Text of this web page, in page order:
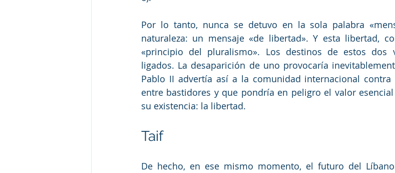
Por lo tanto, nunca se detuvo en la sola palabra
naturaleza: un mensaje «de libertad». Y esta libertad,
«principio del pluralismo». Los destinos de estos dos
ligados. La desaparición de uno provocaría
Pablo II advertía así a la comunidad internacional
entre bastidores y que pondría en peligro el valor
su existencia: la libertad.
Taif
De hecho, en ese mismo momento, el futuro del